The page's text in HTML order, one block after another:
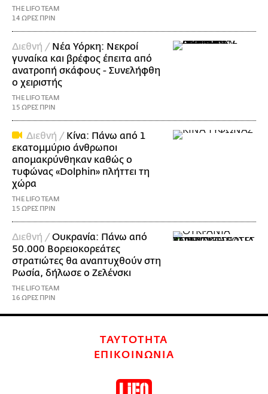
THE LIFO TEAM
14 ΩΡΕΣ ΠΡΙΝ
Διεθνή / Νέα Υόρκη: Νεκροί
γυναίκα και βρέφος έπειτα από
ανατροπή σκάφους - Συνελήφθη
ο χειριστής
THE LIFO TEAM
15 ΩΡΕΣ ΠΡΙΝ
Διεθνή / Κίνα: Πάνω από 1
εκατομμύριο άνθρωποι
απομακρύνθηκαν καθώς ο
τυφώνας «Dolphin» πλήττει τη
χώρα
THE LIFO TEAM
15 ΩΡΕΣ ΠΡΙΝ
Διεθνή /Ουκρανία: Πάνω από
50.000 Βορειοκορεάτες
στρατιώτες θα αναπτυχθούν στη
Ρωσία, δήλωσε ο Ζελένσκι
THE LIFO TEAM
16 ΩΡΕΣ ΠΡΙΝ
ΤΑΥΤΟΤΗΤΑ
ΕΠΙΚΟΙΝΩΝΙΑ